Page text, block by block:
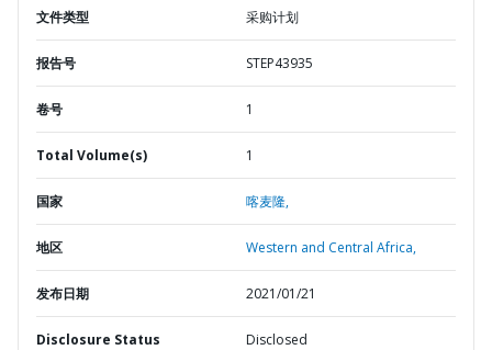
文件类型 采购计划
报告号 STEP43935
卷号 1
Total Volume(s) 1
国家 喀麦隆,
地区 Western and Central Africa,
发布日期 2021/01/21
Disclosure Status Disclosed